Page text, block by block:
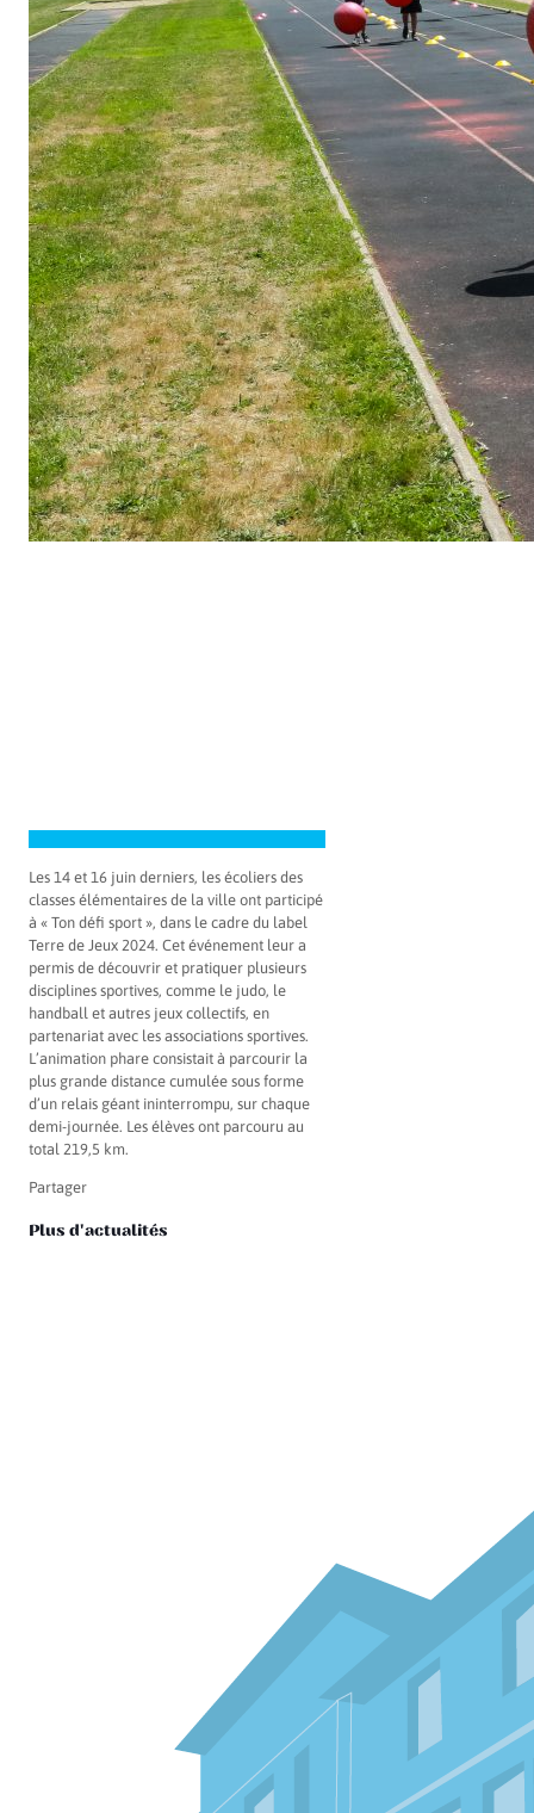
Les 14 et 16 juin derniers, les écoliers des
classes élémentaires de la ville ont participé
à « Ton défi sport », dans le cadre du label
Terre de Jeux 2024. Cet événement leur a
permis de découvrir et pratiquer plusieurs
disciplines sportives, comme le judo, le
handball et autres jeux collectifs, en
partenariat avec les associations sportives.
L’animation phare consistait à parcourir la
plus grande distance cumulée sous forme
d’un relais géant ininterrompu, sur chaque
demi-journée. Les élèves ont parcouru au
total 219,5 km.
Partager
Plus d'actualités